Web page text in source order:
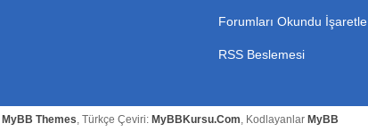
Forumları Okundu İşaretle
RSS Beslemesi
MyBB Themes, Türkçe Çeviri: MyBBKursu.Com, Kodlayanlar MyBB